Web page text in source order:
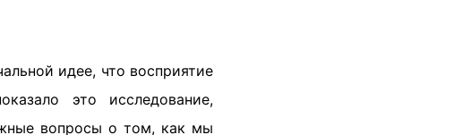
идее, что восприятие
это исследование,
вопросы о том, как мы